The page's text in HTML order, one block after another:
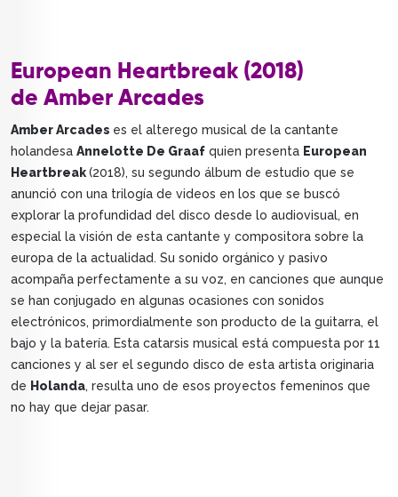
European Heartbreak (2018)
de Amber Arcades
Amber Arcades es el alterego musical de la cantante
holandesa Annelotte De Graaf quien presenta European
Heartbreak(2018), su segundo álbum de estudio que se
anunció con una trilogía de videos en los que se buscó
explorar la profundidad del disco desde lo audiovisual, en
especial la visión de esta cantante y compositora sobre la
europa de la actualidad. Su sonido orgánico y pasivo
acompaña perfectamente a su voz, en canciones que aunque
se han conjugado en algunas ocasiones con sonidos
electrónicos, primordialmente son producto de la guitarra, el
bajo y la batería. Esta catarsis musical está compuesta por 11
canciones y al ser el segundo disco de esta artista originaria
de Holanda, resulta uno de esos proyectos femeninos que
no hay que dejar pasar.